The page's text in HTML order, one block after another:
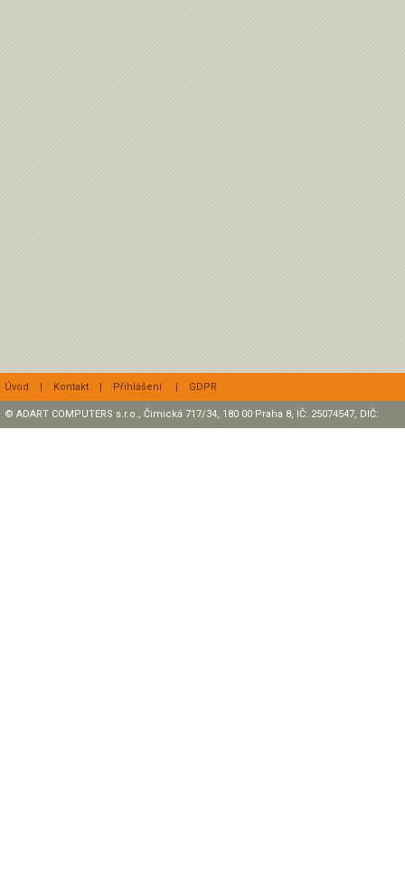
Úvod | Kontakt | Přihlášení | GDPR
© ADART COMPUTERS s.r.o., Čimická 717/34, 180 00 Praha 8, IČ: 25074547, DIČ: